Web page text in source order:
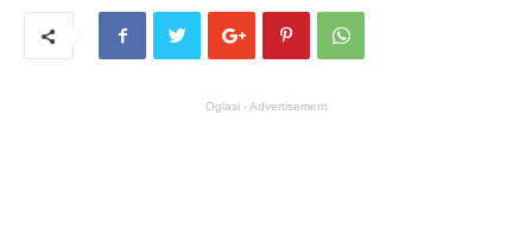
Oglasi - Advertisement